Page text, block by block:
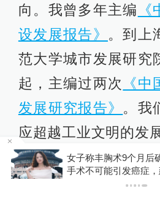
向。我曾多年主编
设发展报告》 。到上
范大学城市发展研究
起，主编过两次
《
发展研究报告》 。我
应超越工业文明的发
化+智慧化”方向发展
方向既要是生态环保
你有权知道更多
下载澎湃新闻客户端